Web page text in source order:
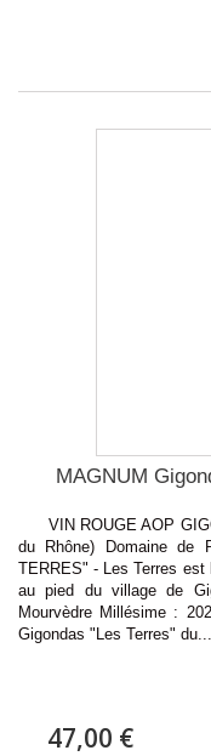
MAGNUM
VIN ROUGE AOP
du Rhône) Domaine de
TERRES" - Les Terres est
au pied du village de
Mourvèdre Millésime :
Gigondas "Les Terres" du...
47,00 €